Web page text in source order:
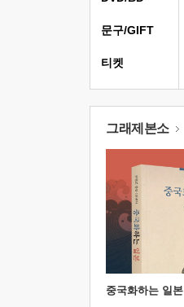
문구/GIFT
티켓
그래제본소
중국화하는 일본